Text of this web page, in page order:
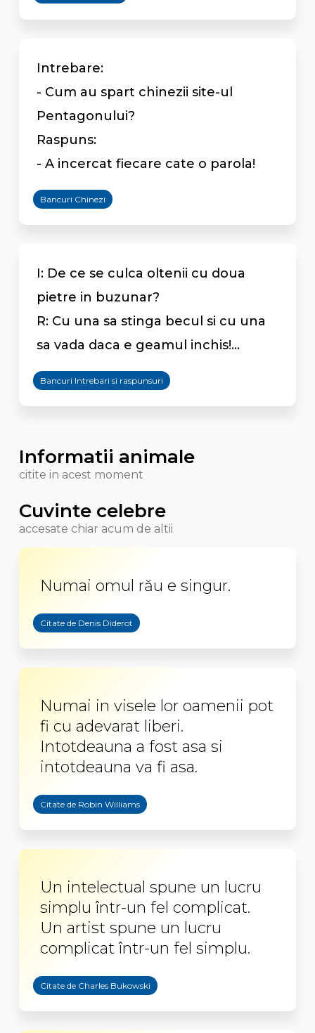
Intrebare:
- Cum au spart chinezii site-ul
Pentagonului?
Raspuns:
- A incercat fiecare cate o parola!
Bancuri Chinezi
I: De ce se culca oltenii cu doua
pietre in buzunar?
R: Cu una sa stinga becul si cu una
sa vada daca e geamul inchis!...
Bancuri Intrebari si raspunsuri
Informatii animale
citite in acest moment
Cuvinte celebre
accesate chiar acum de altii
Numai omul rău e singur.
Citate de Denis Diderot
Numai in visele lor oamenii pot
fi cu adevarat liberi.
Intotdeauna a fost asa si
intotdeauna va fi asa.
Citate de Robin Williams
Un intelectual spune un lucru
simplu într-un fel complicat.
Un artist spune un lucru
complicat într-un fel simplu.
Citate de Charles Bukowski